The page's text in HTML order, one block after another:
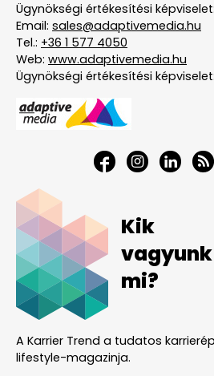
Ügynökségi értékesítési
Email: sales@adaptivemedia.hu
Tel.: +36 1 577 4050
Web: www.adaptivemedia.hu
Ügynökségi értékesítési képviselet:
Kik
vagyunk
mi?
A Karrier Trend a tudatos
lifestyle-magazinja.